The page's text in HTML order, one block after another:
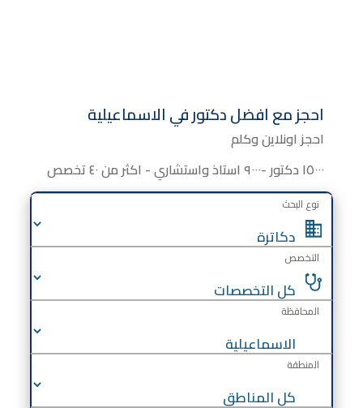
احجز مع افضل دكتور في الاسماعيلية
احجز اونلاين وكلم
١٥٠٠٠ دكتور -٩٠٠٠ استاذ واستشاري - اكثر من ٤٠ تخصص
نوع البحث
التخصص
المحافظة
المنطقة